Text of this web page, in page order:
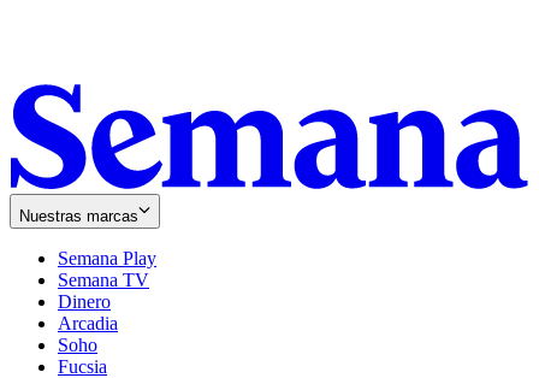
Nuestras marcas
Semana Play
Semana TV
Dinero
Arcadia
Soho
in
Fucsia